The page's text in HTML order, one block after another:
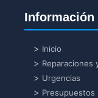
Inicio
Reparaciones
Urgencias
Presupuestos